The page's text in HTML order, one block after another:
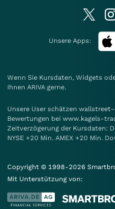
Unsere Apps:
Wenn Sie Kursdaten, Widgets
Ihnen ARIVA gerne.
Unsere User schätzen
Bewertungen bei www.kagels-
Zeitverzögerung der Kursdaten:
NYSE +20 Min. AMEX +20 Min.
Copyright © 1998-2026
Mit Unterstützung von: